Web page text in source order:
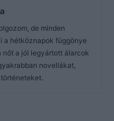
de minden
a hétköznapok függönye
nőt a jól legyártott álarcok
novellákat,